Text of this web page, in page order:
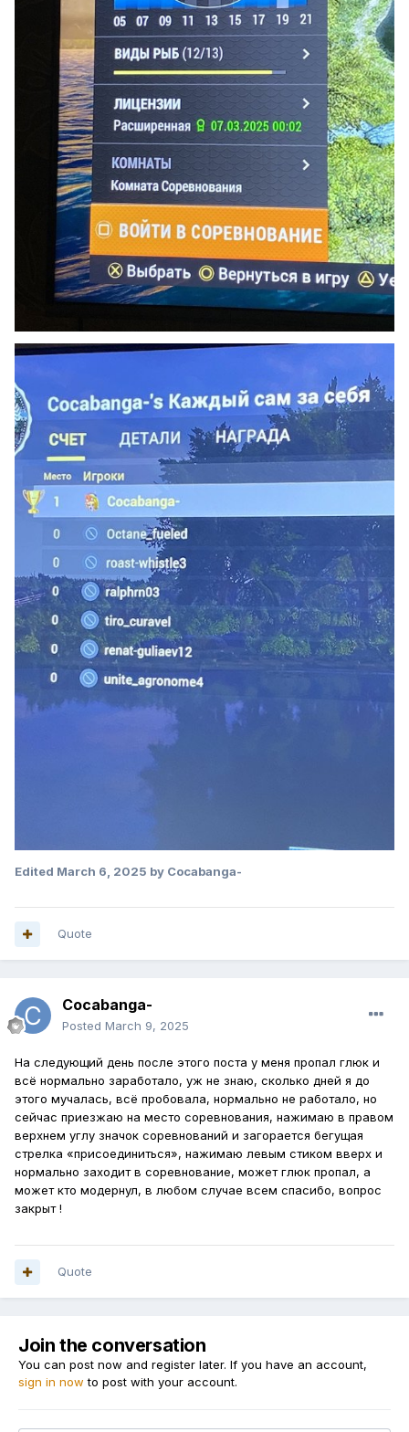
Edited March 6, 2025 by Cocabanga-
Quote
Cocabanga-
Posted March 9, 2025
На следующий день после этого поста у меня пропал глюк и
всё нормально заработало, уж не знаю, сколько дней я до
этого мучалась, всё пробовала, нормально не работало, но
сейчас приезжаю на место соревнования, нажимаю в правом
верхнем углу значок соревнований и загорается бегущая
стрелка «присоединиться», нажимаю левым стиком вверх и
нормально заходит в соревнование, может глюк пропал, а
может кто модернул, в любом случае всем спасибо, вопрос
закрыт !
Quote
Join the conversation
You can post now and register later. If you have an account,
sign in now to post with your account.